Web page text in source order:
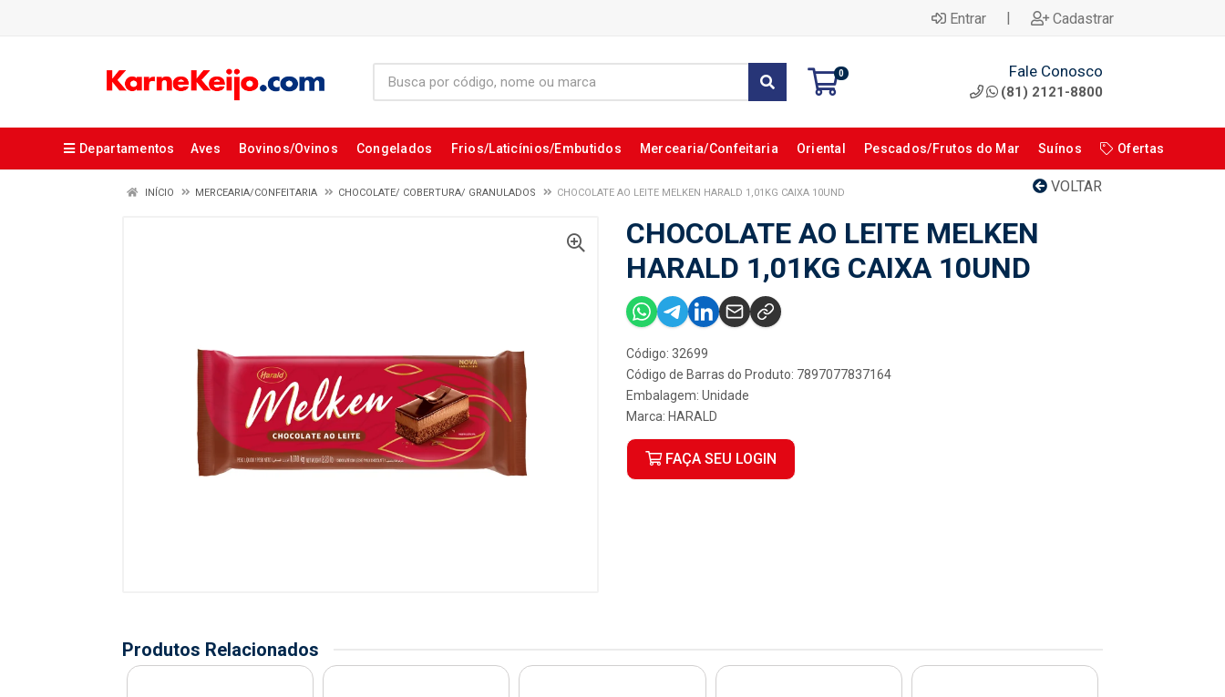
Entrar | Cadastrar
0 Fale Conosco
(81) 2121-8800
Departamentos Aves Bovinos/Ovinos Congelados Frios/Laticínios/Embutidos Mercearia/Confeitaria Oriental Pescados/Frutos do Mar Suínos Ofertas
VOLTAR
INÍCIO MERCEARIA/CONFEITARIA CHOCOLATE/ COBERTURA/ GRANULADOS CHOCOLATE AO LEITE MELKEN HARALD 1,01KG CAIXA 10UND
CHOCOLATE AO LEITE MELKEN
HARALD 1,01KG CAIXA 10UND
Código: 32699
Código de Barras do Produto: 7897077837164
Embalagem: Unidade
Marca: HARALD
FAÇA SEU LOGIN
Produtos Relacionados